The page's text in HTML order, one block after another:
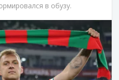
в обузу.